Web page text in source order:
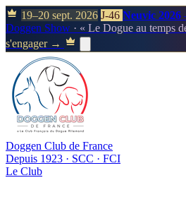
19–20 sept. 2026 J-46 Neuvic 2026
Doggen Show · « Le Dogue au temps
s'engager →
Doggen Club de France
Depuis 1923 · SCC · FCI
Le Club